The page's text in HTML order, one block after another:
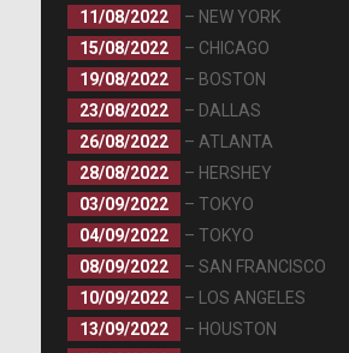
11/08/2022
– NEW YORK
15/08/2022
– CHICAGO
19/08/2022
– BOSTON
23/08/2022
– DALLAS
26/08/2022
– ATLANTA
28/08/2022
– HERSHEY
03/09/2022
– TOKYO
04/09/2022
– TOKYO
08/09/2022
– SAN FRANCISCO
10/09/2022
– LOS ANGELES
13/09/2022
– HOUSTON